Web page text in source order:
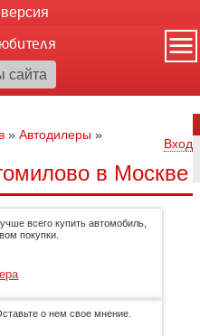
» Автодилеры »
Вход
в Москве
всего купить автомобиль,
покупки.
о нем свое мнение.